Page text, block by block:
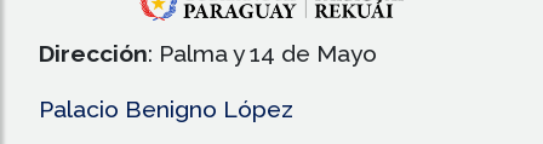
Dirección: Palma y 14 de Mayo
Palacio Benigno López